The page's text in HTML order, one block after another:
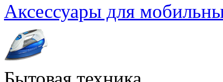
Аксессуары для